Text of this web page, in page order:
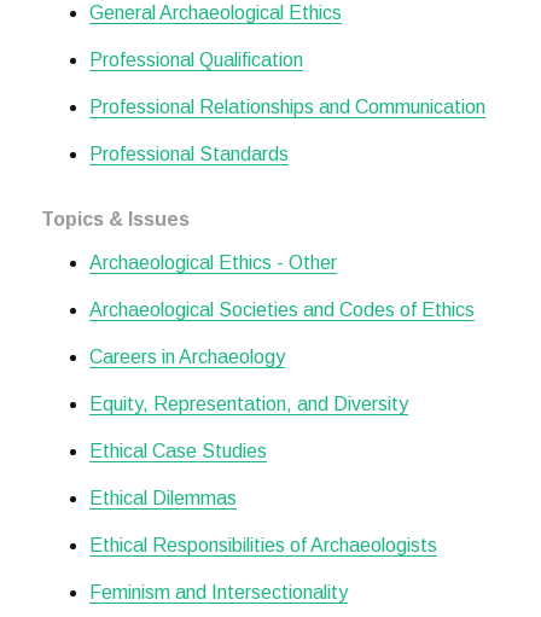
General Archaeological Ethics
Professional Qualification
Professional Relationships and Communication
Professional Standards
Topics & Issues
Archaeological Ethics - Other
Archaeological Societies and Codes of Ethics
Careers in Archaeology
Equity, Representation, and Diversity
Ethical Case Studies
Ethical Dilemmas
Ethical Responsibilities of Archaeologists
Feminism and Intersectionality